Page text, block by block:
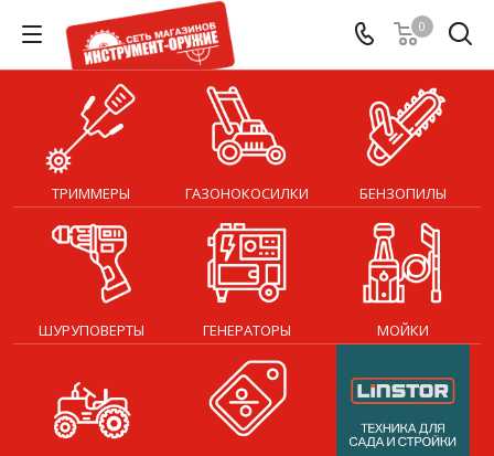
0
ТРИММЕРЫ ГАЗОНОКОСИЛКИ БЕНЗОПИЛЫ
ШУРУПОВЕРТЫ ГЕНЕРАТОРЫ МОЙКИ